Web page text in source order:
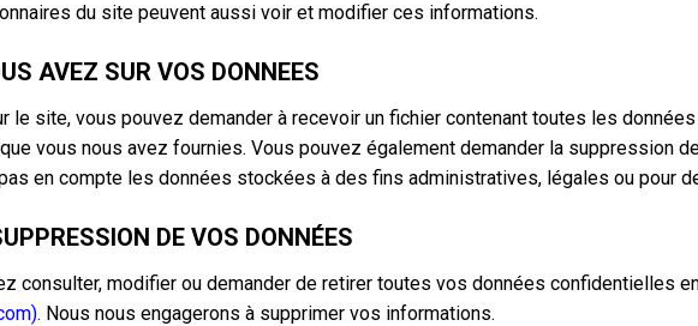
du site peuvent aussi voir et modifier ces informations.
AVEZ SUR VOS DONNEES
le site, vous pouvez demander à recevoir un fichier contenant toutes les
vous nous avez fournies. Vous pouvez également demander la suppression
en compte les données stockées à des fins administratives, légales ou pour
DE VOS DONNÉES
consulter, modifier ou demander de retirer toutes vos données confidentielles
. Nous nous engagerons à supprimer vos informations.